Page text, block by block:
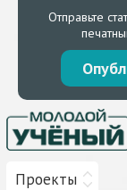
Отправьте
Проекты